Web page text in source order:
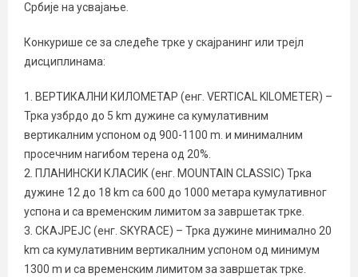
Србије на усвајање.
Конкурише се за следеће трке у скајранинг или трејл
дисциплинама:
1. ВЕРТИКАЛНИ КИЛОМЕТАР (енг. VERTICAL KILOMETER) –
Трка узбрдо до 5 km дужине са кумулативним
вертикалним успоном од 900-1100 m. и минималним
просечним нагибом терена од 20%.
2. ПЛАНИНСКИ КЛАСИК (енг. MOUNTAIN CLASSIC) Трка
дужине 12 до 18 km са 600 до 1000 метара кумулативног
успона и са временским лимитом за завршетак трке.
3. СКАЈРЕЈС (енг. SKYRACE) – Трка дужине минимално 20
km са кумулативним вертикалним успоном од минимум
1300 m и са временским лимитом за завршетак трке.